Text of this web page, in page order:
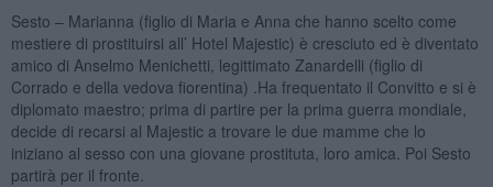
Sesto – Marianna (figlio di Maria e Anna che hanno scelto come
mestiere di prostituirsi all’ Hotel Majestic) è cresciuto ed è diventato
amico di Anselmo Menichetti, legittimato Zanardelli (figlio di
Corrado e della vedova fiorentina) .Ha frequentato il Convitto e si è
diplomato maestro; prima di partire per la prima guerra mondiale,
decide di recarsi al Majestic a trovare le due mamme che lo
iniziano al sesso con una giovane prostituta, loro amica. Poi Sesto
partirà per il fronte.